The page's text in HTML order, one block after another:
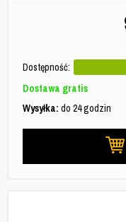
Dostępność:
Dostawa gratis
Wysyłka: do 24 godzin